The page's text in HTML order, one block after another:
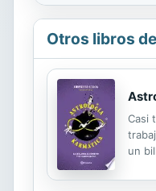
Otros libros
Casi
un